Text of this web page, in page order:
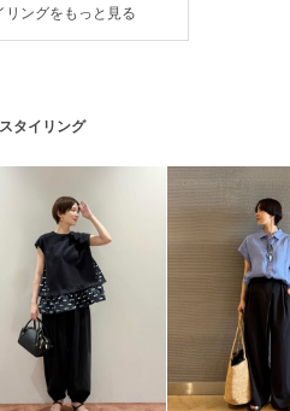
リングをもっと見る
タイリング